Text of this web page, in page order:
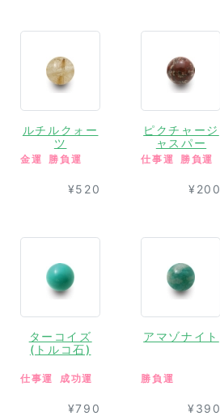
ルチルクォー
ツ
金運 勝負運
¥520
ピクチャージ
ャスパー
仕事運 勝負運
¥200
ターコイズ
(トルコ石)
仕事運 成功運
¥790
アマゾナイト
勝負運
¥390